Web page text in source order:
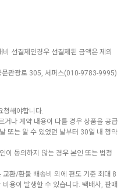
선결제인경우 선결제된 금액은 제외
문관광로 305, 서퍼스(010-9783-9995)
청해야합니다.
거나 계약 내용이 다를 경우 상품을 공급
또는 알 수 있었던 날부터 30일 내 청약
이 동의하지 않는 경우 본인 또는 법정
교환/환불 배송비 외에 편도 기준 최대 8
용이 발생할 수 있습니다. 택배사, 판매